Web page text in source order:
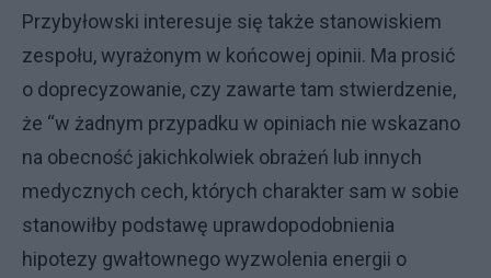
Przybyłowski interesuje się także stanowiskiem
zespołu, wyrażonym w końcowej opinii. Ma prosić
o doprecyzowanie, czy zawarte tam stwierdzenie,
że “w żadnym przypadku w opiniach nie wskazano
na obecność jakichkolwiek obrażeń lub innych
medycznych cech, których charakter sam w sobie
stanowiłby podstawę uprawdopodobnienia
hipotezy gwałtownego wyzwolenia energii o